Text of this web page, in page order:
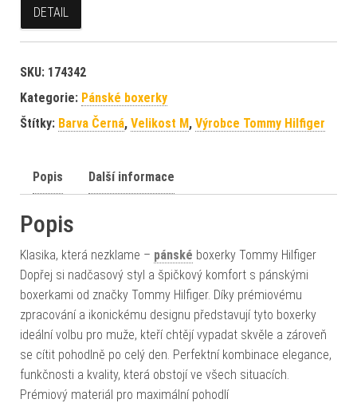
DETAIL
SKU: 174342
Kategorie: Pánské boxerky
Štítky: Barva Černá, Velikost M, Výrobce Tommy Hilfiger
Popis Další informace
Popis
Klasika, která nezklame – pánské boxerky Tommy Hilfiger
Dopřej si nadčasový styl a špičkový komfort s pánskými
boxerkami od značky Tommy Hilfiger. Díky prémiovému
zpracování a ikonickému designu představují tyto boxerky
ideální volbu pro muže, kteří chtějí vypadat skvěle a zároveň
se cítit pohodlně po celý den. Perfektní kombinace elegance,
funkčnosti a kvality, která obstojí ve všech situacích.
Prémiový materiál pro maximální pohodlí